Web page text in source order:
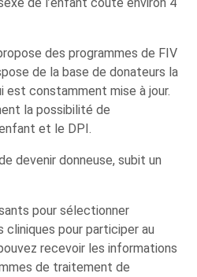
des programmes de FIV
de la base de donateurs la
est constamment mise à jour.
la possibilité de
et le DPI.
devenir donneuse, subit un
pour sélectionner
cliniques pour participer au
recevoir les informations
de traitement de